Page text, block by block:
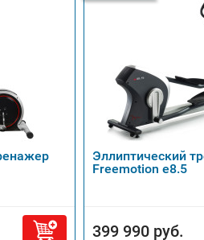
Эллиптический
Freemotion e8.5
399 990 руб.